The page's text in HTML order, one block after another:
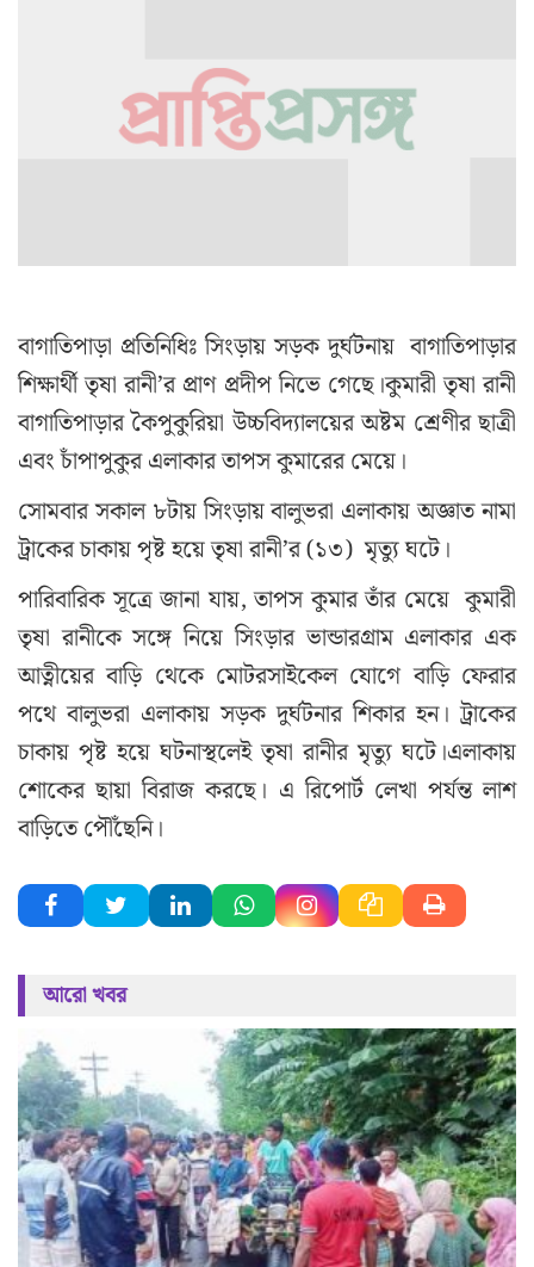
বাগাতিপাড়া প্রতিনিধিঃ সিংড়ায় সড়ক দুর্ঘটনায় বাগাতিপাড়ার
শিক্ষার্থী তৃষা রানী’র প্রাণ প্রদীপ নিভে গেছে।কুমারী তৃষা রানী
বাগাতিপাড়ার কৈপুকুরিয়া উচ্চবিদ্যালয়ের অষ্টম শ্রেণীর ছাত্রী
এবং চাঁপাপুকুর এলাকার তাপস কুমারের মেয়ে।
সোমবার সকাল ৮টায় সিংড়ায় বালুভরা এলাকায় অজ্ঞাত নামা
ট্রাকের চাকায় পৃষ্ট হয়ে তৃষা রানী’র (১৩) মৃত্যু ঘটে।
পারিবারিক সূত্রে জানা যায়, তাপস কুমার তাঁর মেয়ে কুমারী
তৃষা রানীকে সঙ্গে নিয়ে সিংড়ার ভান্ডারগ্রাম এলাকার এক
আত্নীয়ের বাড়ি থেকে মোটরসাইকেল যোগে বাড়ি ফেরার
পথে বালুভরা এলাকায় সড়ক দুর্ঘটনার শিকার হন। ট্রাকের
চাকায় পৃষ্ট হয়ে ঘটনাস্থলেই তৃষা রানীর মৃত্যু ঘটে।এলাকায়
শোকের ছায়া বিরাজ করছে। এ রিপোর্ট লেখা পর্যন্ত লাশ
বাড়িতে পৌঁছেনি।
আরো খবর